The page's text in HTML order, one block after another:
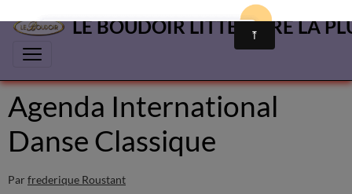
LE BOUDOIR LITTÉRAIRE LA
Agenda International
Danse Classique
Par frederique Roustant